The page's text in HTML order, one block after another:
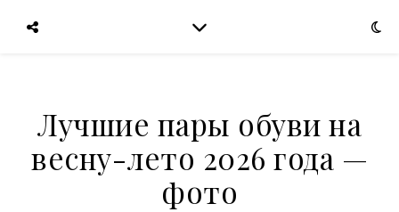
Лучшие пары обуви на
весну-лето 2026 года —
фото